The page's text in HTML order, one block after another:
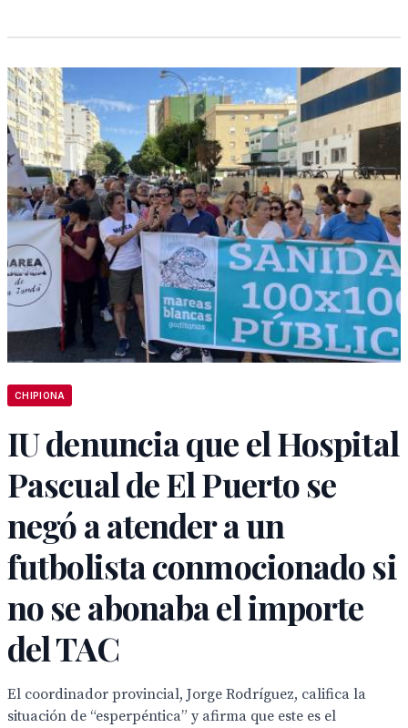
CHIPIONA
IU denuncia que el Hospital
Pascual de El Puerto se
negó a atender a un
futbolista conmocionado si
no se abonaba el importe
del TAC
El coordinador provincial, Jorge Rodríguez, califica la
situación de “esperpéntica” y afirma que este es el